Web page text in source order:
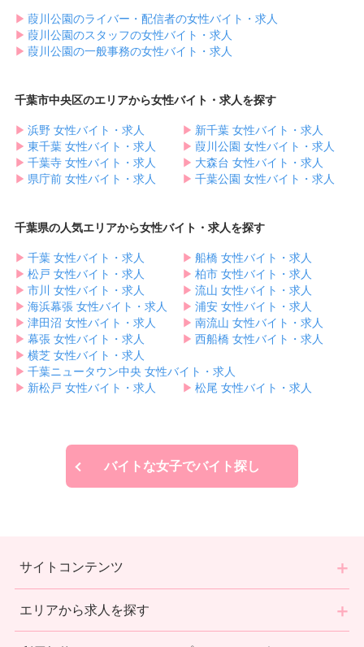
▶︎ 葭川公園のライバー・配信者の女性バイト・求人
▶︎ 葭川公園のスタッフの女性バイト・求人
▶︎ 葭川公園の一般事務の女性バイト・求人
千葉市中央区のエリアから女性バイト・求人を探す
▶︎ 浜野 女性バイト・求人 ▶︎ 新千葉 女性バイト・求人
▶︎ 東千葉 女性バイト・求人 ▶︎ 葭川公園 女性バイト・求人
▶︎ 千葉寺 女性バイト・求人 ▶︎ 大森台 女性バイト・求人
▶︎ 県庁前 女性バイト・求人 ▶︎ 千葉公園 女性バイト・求人
千葉県の人気エリアから女性バイト・求人を探す
▶︎ 千葉 女性バイト・求人 ▶︎ 船橋 女性バイト・求人
▶︎ 松戸 女性バイト・求人 ▶︎ 柏市 女性バイト・求人
▶︎ 市川 女性バイト・求人 ▶︎ 流山 女性バイト・求人
▶︎ 海浜幕張 女性バイト・求人 ▶︎ 浦安 女性バイト・求人
▶︎ 津田沼 女性バイト・求人 ▶︎ 南流山 女性バイト・求人
▶︎ 幕張 女性バイト・求人 ▶︎ 西船橋 女性バイト・求人
▶︎ 横芝 女性バイト・求人
▶︎ 千葉ニュータウン中央 女性バイト・求人
▶︎ 新松戸 女性バイト・求人 ▶︎ 松尾 女性バイト・求人
バイトな女子でバイト探し
サイトコンテンツ
エリアから求人を探す